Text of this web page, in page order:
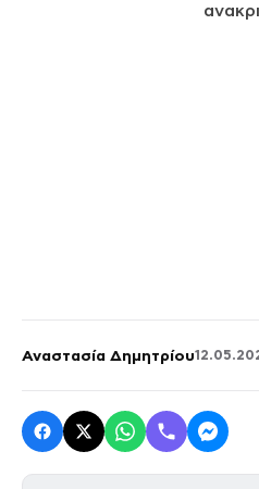
Αναστασία Δημητρίου